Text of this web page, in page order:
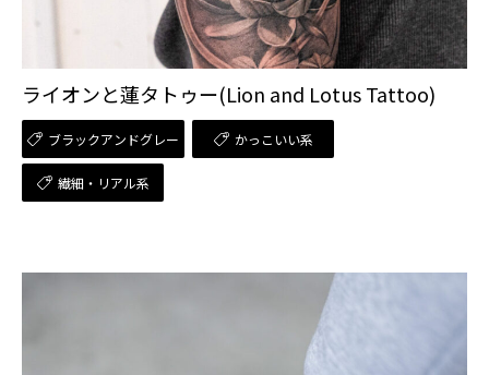
ライオンと蓮タトゥー(Lion and Lotus Tattoo)
ブラックアンドグレー かっこいい系
繊細・リアル系